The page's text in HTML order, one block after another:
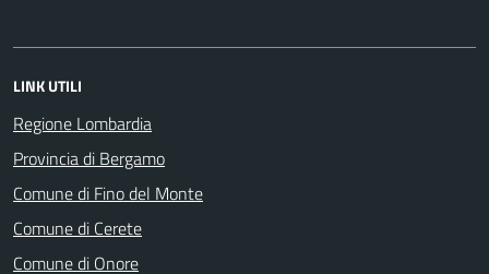
LINK UTILI
Regione Lombardia
Provincia di Bergamo
Comune di Fino del Monte
Comune di Cerete
Comune di Onore